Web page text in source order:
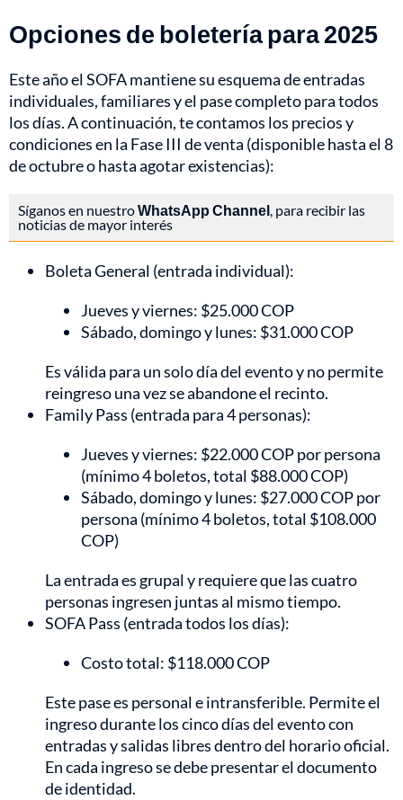
Opciones de boletería para 2025
Este año el SOFA mantiene su esquema de entradas
individuales, familiares y el pase completo para todos
los días. A continuación, te contamos los precios y
condiciones en la Fase III de venta (disponible hasta el 8
de octubre o hasta agotar existencias):
Síganos en nuestroWhatsApp Channel, para recibir las
noticias de mayor interés
Boleta General (entrada individual):
Jueves y viernes: $25.000 COP
Sábado, domingo y lunes: $31.000 COP
Es válida para un solo día del evento y no permite
reingreso una vez se abandone el recinto.
Family Pass (entrada para 4 personas):
Jueves y viernes: $22.000 COP por persona
(mínimo 4 boletos, total $88.000 COP)
Sábado, domingo y lunes: $27.000 COP por
persona (mínimo 4 boletos, total $108.000
COP)
La entrada es grupal y requiere que las cuatro
personas ingresen juntas al mismo tiempo.
SOFA Pass (entrada todos los días):
Costo total: $118.000 COP
Este pase es personal e intransferible. Permite el
ingreso durante los cinco días del evento con
entradas y salidas libres dentro del horario oficial.
En cada ingreso se debe presentar el documento
de identidad.